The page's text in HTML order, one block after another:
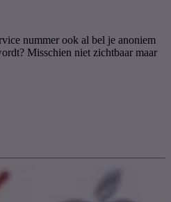
nummer ook al bel je anoniem
Misschien niet zichtbaar maar